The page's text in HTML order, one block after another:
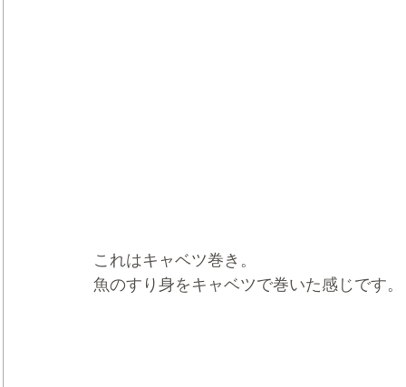
これはキャベツ巻き。
魚のすり身をキャベツで巻いた感じです。